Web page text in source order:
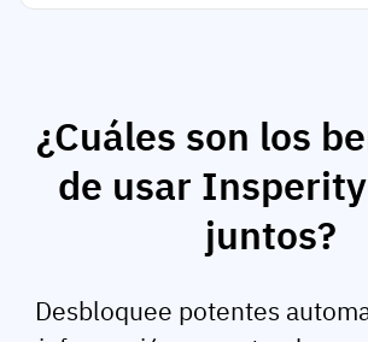
¿Cuáles son los
de usar
juntos?
Desbloquee potentes